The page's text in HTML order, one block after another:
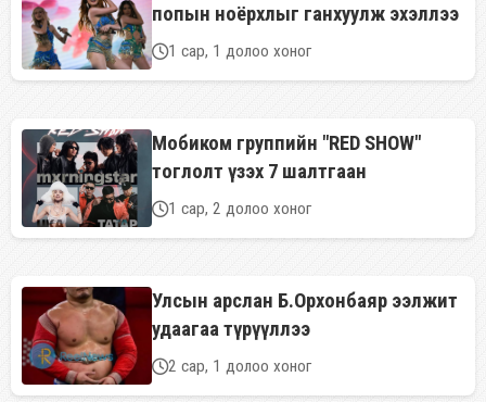
попын ноёрхлыг ганхуулж эхэллээ
1 сар, 1 долоо хоног
Мобиком группийн "RED SHOW"
тоглолт үзэх 7 шалтгаан
1 сар, 2 долоо хоног
Улсын арслан Б.Орхонбаяр ээлжит
удаагаа түрүүллээ
2 сар, 1 долоо хоног